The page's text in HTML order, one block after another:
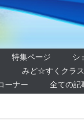
特集ページ シ
みど☆すくクラ
ーナー
全ての記